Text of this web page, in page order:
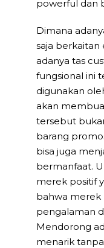
powerful dan
Dimana
saja berkaitan
adanya tas
fungsional ini
digunakan
akan
tersebut
barang
bisa juga
bermanfaat.
merek positif
bahwa
pengalaman
Mendorong
menarik